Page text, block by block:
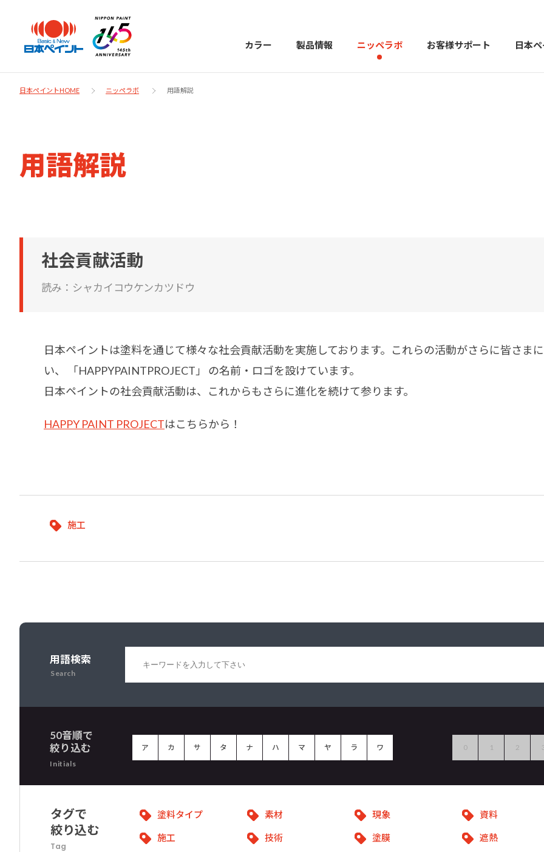
カラー 製品情報
建築・重防食・自動車補修用の各分野で、
グランセラシリーズ
プロテクトン
ニッペラボ
紹介します。
お客様サポート
お客様サポー
お問い合わせにあたっては、まずは「よく
あるご質問」をご参照ください。
日本
日本ペイント
に
物や大型構造物用、自動車の補修塗装向け
塗料の開発・製造および販売を展開。全国
日本ペイントHOME ニッペラボ 用語解説
用語解説
社会貢献活動
読み：シャカイコウケンカツドウ
日本ペイントは塗料を通じて様々な社会貢献活動を実施しております。これらの活動がさらに皆さま
い、 「HAPPYPAINTPROJECT」 の名前・ロゴを設けています。
日本ペイントの社会貢献活動は、これからもさらに進化を続けて参ります。
HAPPY PAINT PROJECTはこちらから！
施工
用語検索
Search
50音順で
絞り込む
Initials
ア カ サ タ ナ ハ マ ヤ ラ ワ 0 1 2
タグで
絞り込む
Tag
塗料タイプ 素材 現象 資料
施工 技術 塗膜 遮熱